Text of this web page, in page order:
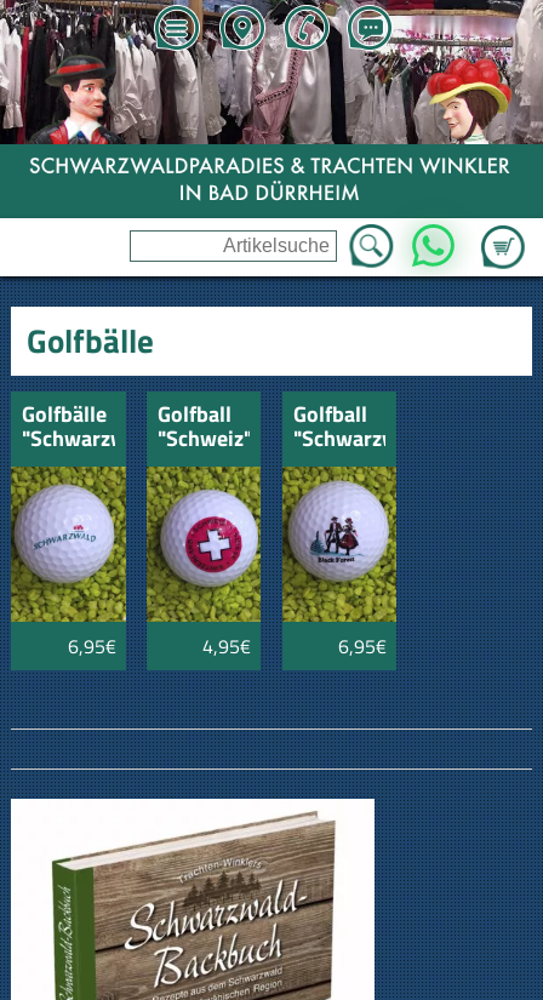
Zum
WhatsApp
Golfbälle
Golfbälle
"Schwarzwald"
6,95€
Golfball
"Schweiz"
4,95€
Golfball
"Schwarzwaldpaar"
6,95€